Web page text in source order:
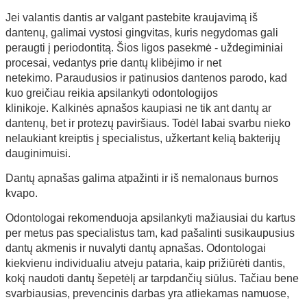
Jei valantis dantis ar valgant pastebite kraujavimą iš
dantenų, galimai vystosi gingvitas, kuris negydomas gali
peraugti į periodontitą. Šios ligos pasekmė - uždegiminiai
procesai, vedantys prie dantų klibėjimo ir net
netekimo. Paraudusios ir patinusios dantenos parodo, kad
kuo greičiau reikia apsilankyti odontologijos
klinikoje. Kalkinės apnašos kaupiasi ne tik ant dantų ar
dantenų, bet ir protezų paviršiaus. Todėl labai svarbu nieko
nelaukiant kreiptis į specialistus, užkertant kelią bakterijų
dauginimuisi.
Dantų apnašas galima atpažinti ir iš nemalonaus burnos
kvapo.
Odontologai rekomenduoja apsilankyti mažiausiai du kartus
per metus pas specialistus tam, kad pašalinti susikaupusius
dantų akmenis ir nuvalyti dantų apnašas. Odontologai
kiekvienu individualiu atveju pataria, kaip prižiūrėti dantis,
kokį naudoti dantų šepetėlį ar tarpdančių siūlus. Tačiau bene
svarbiausias, prevencinis darbas yra atliekamas namuose,